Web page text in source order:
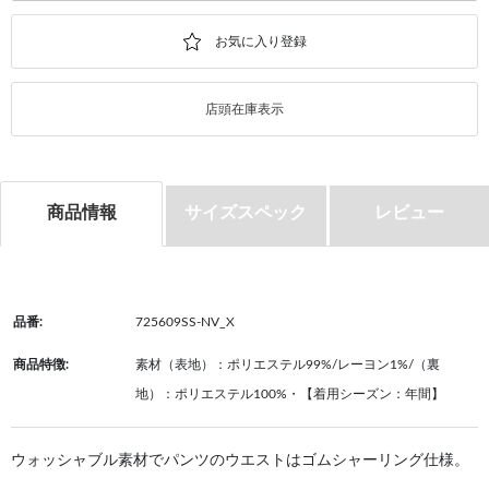
店頭在庫表示
商品情報 サイズスペック レビュー
品番: 725609SS-NV_X
商品特徴: 素材（表地）：ポリエステル99%/レーヨン1%/（裏
地）：ポリエステル100%・【着用シーズン：年間】
ウォッシャブル素材でパンツのウエストはゴムシャーリング仕様。